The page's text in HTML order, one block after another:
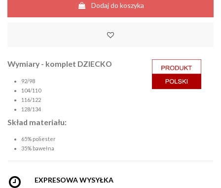
Dodaj do koszyka
Wymiary - komplet DZIECKO
92/98
104/110
116/122
128/134
Skład materiału:
65% poliester
35% bawełna
EXPRESOWA WYSYŁKA